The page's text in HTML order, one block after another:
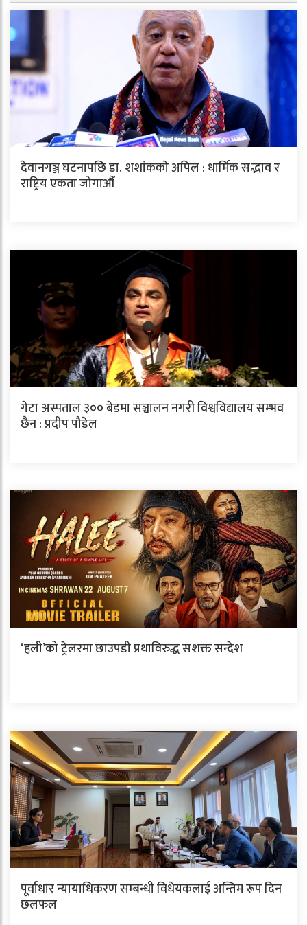
देवानगञ्ज घटनापछि डा. शशांककाे अपिल : धार्मिक सद्भाव र
राष्ट्रिय एकता जोगाऔँ
गेटा अस्पताल ३०० बेडमा सञ्चालन नगरी विश्वविद्यालय सम्भव
छैन : प्रदीप पौडेल
‘हली’को ट्रेलरमा छाउपडी प्रथाविरुद्ध सशक्त सन्देश
पूर्वाधार न्यायाधिकरण सम्बन्धी विधेयकलाई अन्तिम रूप दिन
छलफल